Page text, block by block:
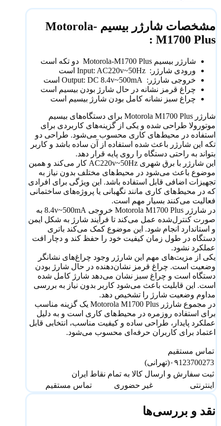
مشخصات شارژر بیسیم Motorola-
M1700 Plus :
شارژر بیسیم Motorola-M1700 Plus دو تکه است
ورودی شارژر: Input: AC220v~50Hz است
خروجی شارژر: Output: DC 8.4v~500mA است
چراغ قرمز نشانه در حال شارژ بودن بیسیم است
چراغ سبز نشانه کامل بودن شارژ بیسیم است
شارژر Motorola M1700 Plus برای دستگاه‌های بیسیم
موتورولا طراحی شده و یکی از گزینه‌های کاربردی برای
استفاده در محیط‌های کاری محسوب می‌شود. طراحی دو
تکه این شارژر باعث شده استفاده از آن ساده باشد و کاربر
بتواند به راحتی دستگاه را روی پایه قرار دهد.
این شارژر با برق شهری AC220v~50Hz کار می‌کند و همین
موضوع باعث می‌شود در محیط‌های مختلف بدون نیاز به
تجهیزات اضافی قابل استفاده باشد. این ویژگی برای افرادی
که در محیط‌های کاری مانند نگهبانی یا پروژه‌های ساختمانی
فعالیت می‌کنند بسیار مهم است.
در شارژر Motorola M1700 Plus خروجی 8.4v~500mA به
صورت کنترل‌شده عمل می‌کند تا فرآیند شارژ به شکل ایمن
و استاندارد انجام شود. این موضوع کمک می‌کند باتری
دستگاه در طول زمان کیفیت خود را حفظ کند و دچار افت
عملکرد نشود.
یکی از مزیت‌های مهم این شارژر وجود چراغ‌های نشانگر
وضعیت است. چراغ قرمز نشان‌دهنده در حال شارژ بودن
دستگاه است و چراغ سبز نشان می‌دهد شارژ کامل شده
است. این قابلیت باعث می‌شود کاربر بدون نیاز به بررسی
مداوم وضعیت شارژ را تشخیص دهد.
در مجموع شارژر Motorola M1700 Plus یک گزینه مناسب
برای استفاده روزمره در محیط‌های کاری است و به دلیل
عملکرد پایدار، طراحی ساده و کیفیت مناسب، انتخابی قابل
اعتماد برای کاربران حرفه‌ای محسوب می‌شود.
تماس مستقیم
۰۹123700273(تهرانی)
ثبت سفارش و ارسال کالا به تمام نقاط ایران
اینترنتی
غیر حضوری تماس مستقیم
نقد و بررسی‌ها